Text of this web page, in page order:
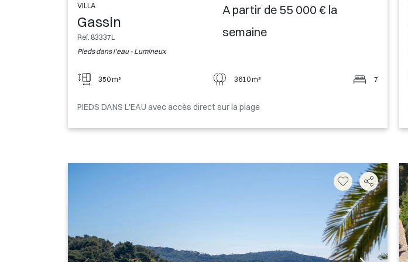
VILLA
Gassin
Ref. 83337L
Pieds dans l'eau - Lumineux
A partir de 55 000 € la
semaine
350 m² 3610 m² 7
PIEDS DANS L'EAU avec accès direct sur la plage